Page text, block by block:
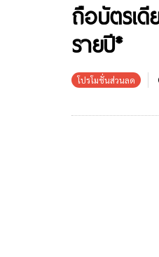
ถือบัตรเดี
รายปี*
โปรโมชั่นส่วนลด